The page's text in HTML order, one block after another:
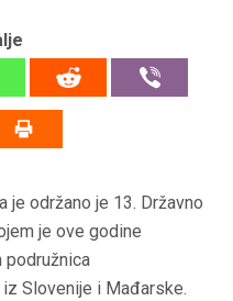
je održano je 13. Državno
je ove godine
podružnica
Slovenije i Mađarske.